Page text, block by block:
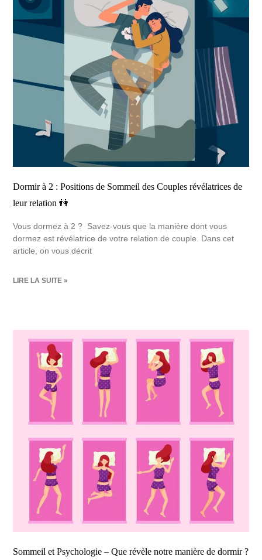
Dormir à 2 : Positions de Sommeil des Couples révélatrices de
leur relation 👫
Vous dormez à 2 ? Savez-vous que la manière dont vous
dormez est révélatrice de votre relation de couple. Dans cet
article, on vous décrit
LIRE LA SUITE »
Sommeil et Psychologie – Que révèle notre manière de dormir ?